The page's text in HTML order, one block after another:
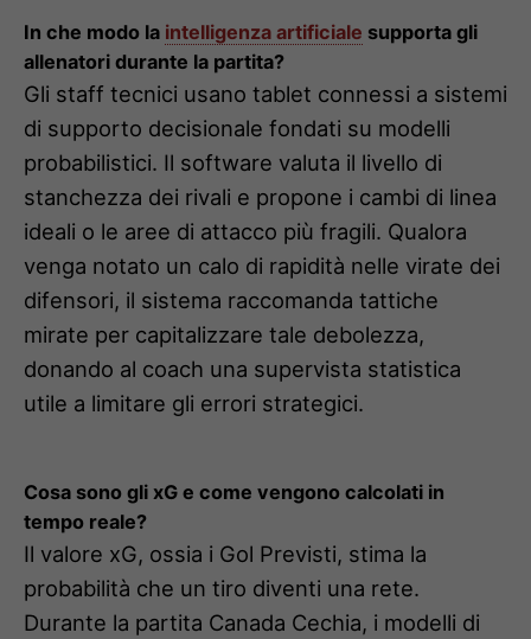
In che modo la intelligenza artificiale supporta gli
allenatori durante la partita?
Gli staff tecnici usano tablet connessi a sistemi
di supporto decisionale fondati su modelli
probabilistici. Il software valuta il livello di
stanchezza dei rivali e propone i cambi di linea
ideali o le aree di attacco più fragili. Qualora
venga notato un calo di rapidità nelle virate dei
difensori, il sistema raccomanda tattiche
mirate per capitalizzare tale debolezza,
donando al coach una supervista statistica
utile a limitare gli errori strategici.
Cosa sono gli xG e come vengono calcolati in
tempo reale?
Il valore xG, ossia i Gol Previsti, stima la
probabilità che un tiro diventi una rete.
Durante la partita Canada Cechia, i modelli di